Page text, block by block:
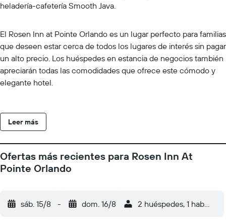
heladería-cafetería Smooth Java.
El Rosen Inn at Pointe Orlando es un lugar perfecto para familias
que deseen estar cerca de todos los lugares de interés sin pagar
un alto precio. Los huéspedes en estancia de negocios también
apreciarán todas las comodidades que ofrece este cómodo y
elegante hotel.
Leer más
Ofertas más recientes para Rosen Inn At
Pointe Orlando
sáb. 15/8 - dom. 16/8 2 huéspedes, 1